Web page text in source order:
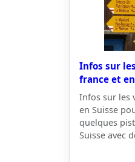
Infos sur
france et
Infos sur les
en Suisse
quelques
Suisse avec